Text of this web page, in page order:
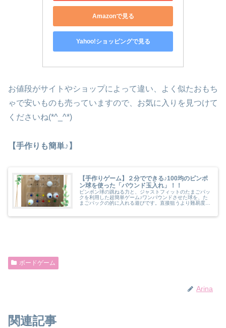
Amazonで見る
Yahoo!ショッピングで見る
お値段がサイトやショップによって違い、よく似たおもち
ゃで安いものも売っていますので、お気に入りを見つけて
くださいね(*^_^*)
【手作りも簡単♪】
【手作りゲーム】２分でできる♪100均のピンポ
ン球を使った「バウンド玉入れ」！！
ピンポン球の跳ねる力と、ジャストフィットのたまごパッ
クを利用した超簡単ゲーム♪ワンバウンドさせた球を、た
まごパックの的に入れる遊びです。直接狙うより難易度が
ボードゲーム
Arina
関連記事